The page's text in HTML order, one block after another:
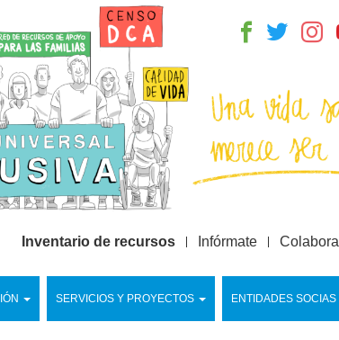
SERVICIOS Y PROYECTOS ENTIDADES SOCIAS
Inventario de recursos Infórmate Colabora